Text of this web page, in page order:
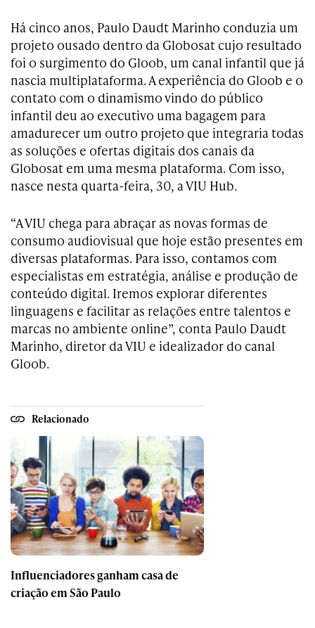
Há cinco anos, Paulo Daudt Marinho conduzia um
projeto ousado dentro da Globosat cujo resultado
foi o surgimento do Gloob, um canal infantil que já
nascia multiplataforma. A experiência do Gloob e o
contato com o dinamismo vindo do público
infantil deu ao executivo uma bagagem para
amadurecer um outro projeto que integraria todas
as soluções e ofertas digitais dos canais da
Globosat em uma mesma plataforma. Com isso,
nasce nesta quarta-feira, 30, a VIU Hub.
“A VIU chega para abraçar as novas formas de
consumo audiovisual que hoje estão presentes em
diversas plataformas. Para isso, contamos com
especialistas em estratégia, análise e produção de
conteúdo digital. Iremos explorar diferentes
linguagens e facilitar as relações entre talentos e
marcas no ambiente online”, conta Paulo Daudt
Marinho, diretor da VIU e idealizador do canal
Gloob.
Relacionado
Influenciadores ganham casa de
criação em São Paulo